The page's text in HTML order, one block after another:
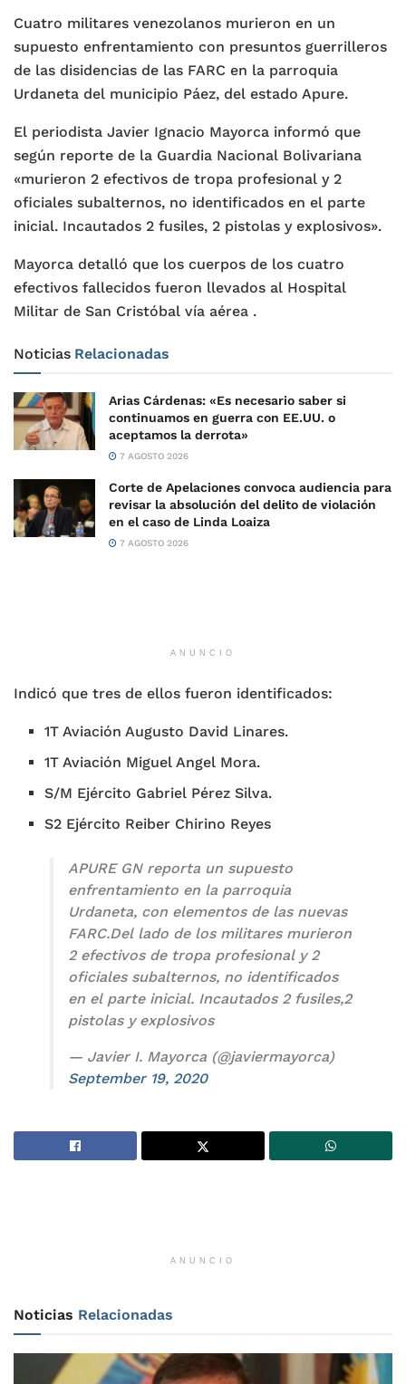
Cuatro militares venezolanos murieron en un
supuesto enfrentamiento con presuntos guerrilleros
de las disidencias de las FARC en la parroquia
Urdaneta del municipio Páez, del estado Apure.
El periodista Javier Ignacio Mayorca informó que
según reporte de la Guardia Nacional Bolivariana
«murieron 2 efectivos de tropa profesional y 2
oficiales subalternos, no identificados en el parte
inicial. Incautados 2 fusiles, 2 pistolas y explosivos».
Mayorca detalló que los cuerpos de los cuatro
efectivos fallecidos fueron llevados al Hospital
Militar de San Cristóbal vía aérea .
Noticias Relacionadas
Arias Cárdenas: «Es necesario saber si
continuamos en guerra con EE.UU. o
aceptamos la derrota»
7 AGOSTO 2026
Corte de Apelaciones convoca audiencia para
revisar la absolución del delito de violación
en el caso de Linda Loaiza
7 AGOSTO 2026
ANUNCIO
Indicó que tres de ellos fueron identificados:
1T Aviación Augusto David Linares.
1T Aviación Miguel Angel Mora.
S/M Ejército Gabriel Pérez Silva.
S2 Ejército Reiber Chirino Reyes
APURE GN reporta un supuesto
enfrentamiento en la parroquia
Urdaneta, con elementos de las nuevas
FARC.Del lado de los militares murieron
2 efectivos de tropa profesional y 2
oficiales subalternos, no identificados
en el parte inicial. Incautados 2 fusiles,2
pistolas y explosivos
— Javier I. Mayorca (@javiermayorca)
September 19, 2020
ANUNCIO
Noticias Relacionadas